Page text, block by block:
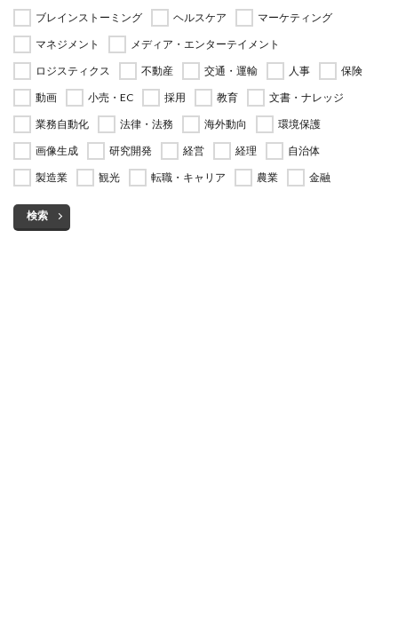
ブレインストーミング ヘルスケア
マーケティング
マネジメント
メディア・エンターテイメント
ロジスティクス
不動産 交通・運輸 人事
保険
動画
小売・EC 採用 教育
文書・ナレッジ
業務自動化
法律・法務 海外動向
環境保護
画像生成
研究開発 経営 経理
自治体
製造業
観光 転職・キャリア 農業 金融
検索